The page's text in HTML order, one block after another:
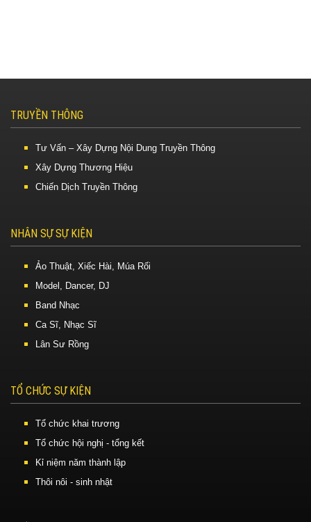
TRUYỀN THÔNG
Tư Vấn – Xây Dựng Nội Dung Truyền Thông
Xây Dựng Thương Hiệu
Chiến Dịch Truyền Thông
NHÂN SỰ SỰ KIỆN
Ảo Thuật, Xiếc Hài, Múa Rối
Model, Dancer, DJ
Band Nhạc
Ca Sĩ, Nhạc Sĩ
Lân Sư Rồng
TỔ CHỨC SỰ KIỆN
Tổ chức khai trương
Tổ chức hội nghị - tổng kết
Kỉ niệm năm thành lập
Thôi nôi - sinh nhật